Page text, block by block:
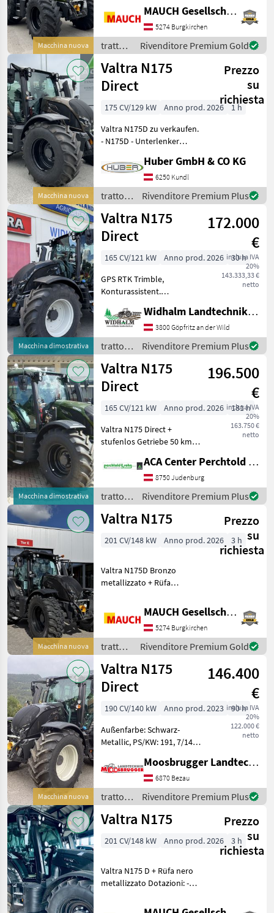
Macchina nuova
Assale anteriore sospeso -
Impianto idraulico
anteriore - Presa di forza
anteriore -
MAUCH Gesellschaft m.b.H. & Co.KG
5274 Burgkirchen
trattori
/ Valtra
Rivenditore Premium Gold
Macchina nuova
Valtra N175
Direct
Prezzo
su
richiesta
175 CV/129 kW Anno prod. 2026
1 h
Valtra N175D zu verkaufen.
- N175D - Unterlenker
Unterlenker-Seitenstreben -
Höchstgeschwindigkeit 50
km/h - Motorvorwärmung -
Gefed
Huber GmbH & CO KG
6250 Kundl
trattori
/ Valtra
Rivenditore Premium Plus
Macchina dimostrativa
Valtra N175
Direct
172.000
€
inclusa IVA
20%
143.333,33 €
netto
165 CV/121 kW Anno prod. 2026
30 h
GPS RTK Trimble,
Konturassistent.
Premium + LED
Arbeitsscheinwerfer,
Evolution Sitz, Phone
Steuerung, 2 LED
Rundumleuchten,
Aussenspiegel elektr
Widhalm Landtechnik GmbH
3800 Göpfritz an der Wild
trattori
/ Valtra
Rivenditore Premium Plus
Macchina dimostrativa
Valtra N175
Direct
196.500
€
inclusa IVA
20%
163.750 €
netto
165 CV/121 kW Anno prod. 2026
181 h
Valtra N175 Direct +
stufenlos Getriebe 50 km/h
TwinTrac + QuickSteer +
Drucklufthupe +
Frontkraftheber +
Frontzapfwelle + Olivgrün
Metal
ACA Center Perchtold - Perchtold & Sohn GmbH
8750 Judenburg
trattori
/ Valtra
Rivenditore Premium Plus
Macchina nuova
Valtra N175
Prezzo
su
richiesta
201 CV/148 kW Anno prod. 2026 3 h
Valtra N175D Bronzo
metallizzato + Rüfa
metallizzato - Cabina
forestale - TwinTrac e
QuickSteer - Protezione
sottoscocca in acciaio -
Preriscal
MAUCH Gesellschaft m.b.H. & Co.KG
5274 Burgkirchen
trattori
/ Valtra
Rivenditore Premium Gold
Macchina nuova
Valtra N175
Direct
146.400
€
inclusa IVA
20%
122.000 €
netto
190 CV/140 kW Anno prod. 2023
90 h
Außenfarbe: Schwarz-
Metallic, PS/KW: 191, 7/141,
Grünland-Paket, Edition
Austria - Unlimited-
Interieurpaket,
Schwarzmetallic, Stufe V
Getr
Moosbrugger Landtechnik GmbH
6870 Bezau
trattori
/ Valtra
Rivenditore Premium Plus
Valtra N175
Prezzo
su
richiesta
201 CV/148 kW Anno prod. 2026 3 h
Valtra N175 D + Rüfa nero
metallizzato Dotazioni: -
e QuickSteer - Protezione